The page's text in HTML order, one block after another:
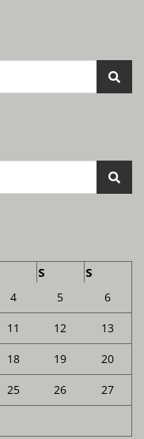
S S
4 5 6
11 12 13
18 19 20
25 26 27